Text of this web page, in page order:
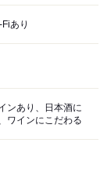
あり
ンあり、日本酒に
ワインにこだわる